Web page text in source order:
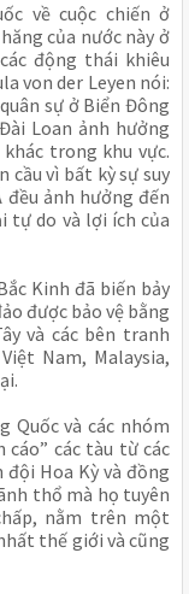
về cuộc chiến ở
của nước này ở
động thái khiêu
von der Leyen nói:
sự ở Biển Đông
Loan ảnh hưởng
trong khu vực.
cầu vì bất kỳ sự suy
đều ảnh hưởng đến
tự do và lợi ích của
Kinh đã biến bảy
được bảo vệ bằng
và các bên tranh
Nam, Malaysia,
Quốc và các nhóm
cáo” các tàu từ các
Hoa Kỳ và đồng
thổ mà họ tuyên
nằm trên một
thế giới và cũng